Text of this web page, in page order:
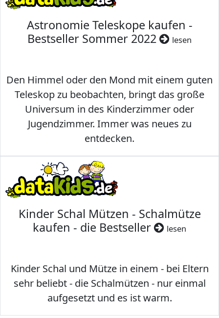
Astronomie Teleskope kaufen -
Bestseller Sommer 2022
lesen
Den Himmel oder den Mond mit einem guten
Teleskop zu beobachten, bringt das große
Universum in des Kinderzimmer oder
Jugendzimmer. Immer was neues zu
entdecken.
Kinder Schal Mützen - Schalmütze
kaufen - die Bestseller
lesen
Kinder Schal und Mütze in einem - bei Eltern
sehr beliebt - die Schalmützen - nur einmal
aufgesetzt und es ist warm.